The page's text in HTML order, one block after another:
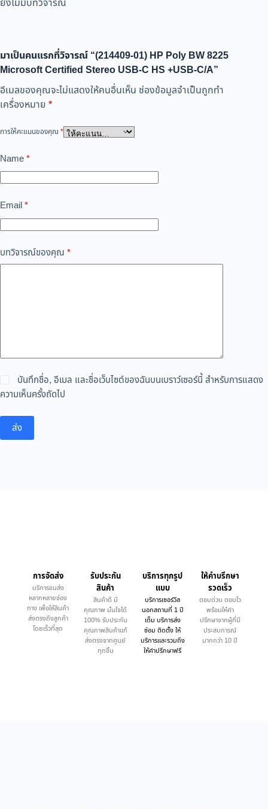
มาเป็นคนแรกที่วิจารณ์ “(214409-01) HP Poly BW 8225
Microsoft Certified Stereo USB-C HS +USB-C/A”
อีเมลของคุณจะไม่แสดงให้คนอื่นเห็น ช่องข้อมูลจำเป็นถูกทำ
เครื่องหมาย *
การให้คะแนนของคุณ *
Name*
Email*
บทวิจารณ์ของคุณ *
บันทึกชื่อ, อีเมล และชื่อเว็บไซต์ของฉันบนเบราว์เซอร์นี้ สำหรับการแสดง
ความเห็นครั้งถัดไป
ส่ง
การจัดส่ง
บริการขนส่ง
หลากหลายช่อง
ทาง เพื่อให้สินค้า
ส่งตรงถึงลูกค้า
โดยเร็วที่สุด
รับประกัน
สินค้า
สินค้าดี มี
คุณภาพ มั่นใจได้
100% รับประกัน
คุณภาพสินค้าแท้
ส่งตรงจากศูนย์
ทุกชิ้น
บริการทุกรูป
แบบ
บริการเซอร์วิส
นอกสถานที่ 1 ปี
เต็ม บริการส่ง
ซ่อม ติดตั้ง ให้
บริการและรวมถึง
ให้คำปรึกษาฟรี
ให้คำบรึกษา
รวดเร็ว
ตอบด่วน ตอบไว
พร้อมให้คำ
ปรึกษาจากผู้ที่มี
ประสบการณ์
มากกว่า 10 ปี